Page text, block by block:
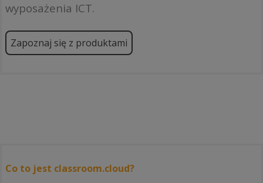
wyposażenia ICT.
Zapoznaj się z produktami
Co to jest classroom.cloud?